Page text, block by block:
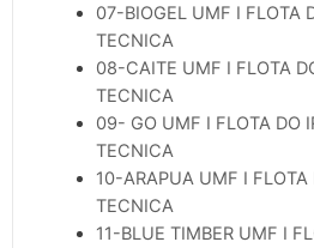
07-BIOGEL UMF I FLOTA
TECNICA
08-CAITE UMF I FLOTA
TECNICA
09- GO UMF I FLOTA DO
TECNICA
10-ARAPUA UMF I FLOTA
TECNICA
11-BLUE TIMBER UMF I